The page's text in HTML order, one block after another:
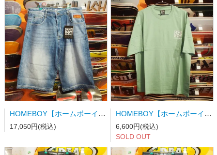
HOMEBOY【ホームボーイ】x-tra DESPERADOS Denim SHORTS VINTAGE BLUE
17,050円(税込)
HOMEBOY【ホームボーイ】OLD SCHOOL S/S TEE JADE XL
6,600円(税込)
SOLD OUT